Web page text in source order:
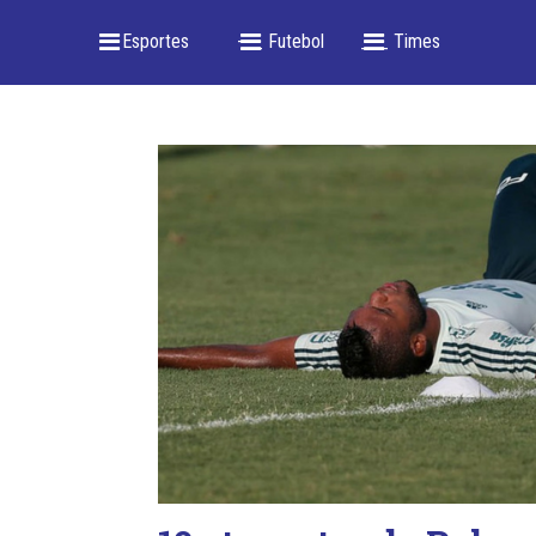
_ Esportes -- _ Futebol ___ Times